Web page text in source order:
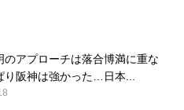
のアプローチは落合博満に重な
り阪神は強かった…日本...